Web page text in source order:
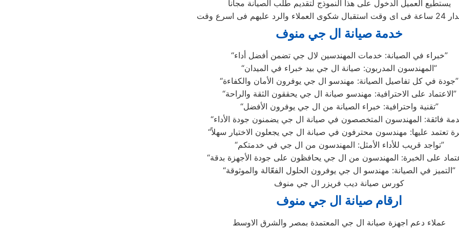
يستطيع العميل الدخول على هذا النموذج لتقديم طلب الصيانة مجانا
خدمة صيانة ال جي منوف
“خبراء في الصيانة: خدمات المهندسين لال جي تضمن أفضل أداء”
“المهندسون المدربون: صيانة ال جي بيد خبراء في الميدان”
“جودة في كل تفاصيل الصيانة: مهندسو ال جي يوفرون الأمان والكفاءة”
“الاعتماد على الاحترافية: مهندسو صيانة ال جي يحققون الثقة والراحة”
“تقنية واحترافية: خبراء الصيانة من ال جي يوفرون الأفضل”
“تواجد قريب للأداء الأمثل: المهندسون من ال جي في خدمتكم”
“التميز في الصيانة: مهندسو ال جي يوفرون الحلول الفعّالة والموثوقة”
كورس صيانة ديب فريزر ال جي منوف
ارقام صيانة ال جي منوف
عملاء دعم اجهزة صيانة ال جي المعتمدة بمصر والشرق الاوسط